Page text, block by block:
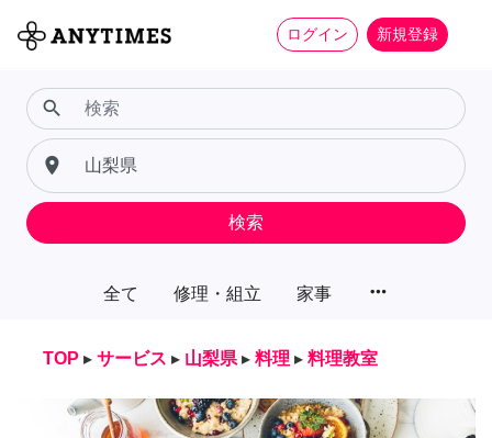
ログイン 新規登録
全て 修理・組立 家事 more_horiz
search
place
検索
TOP ▸ サービス ▸ 山梨県 ▸ 料理 ▸ 料理教室